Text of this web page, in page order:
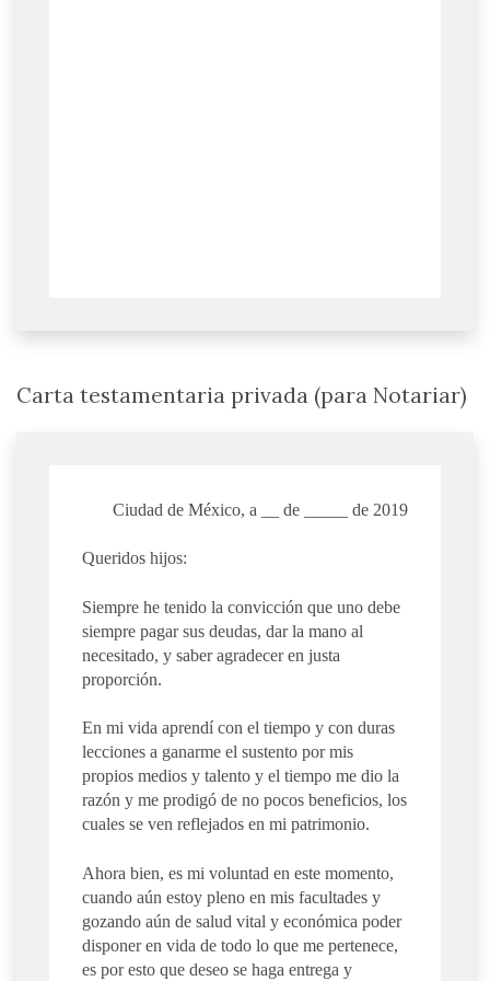
Carta testamentaria privada (para Notariar)
Ciudad de México, a __ de _____ de 2019
Queridos hijos:
Siempre he tenido la convicción que uno debe
siempre pagar sus deudas, dar la mano al
necesitado, y saber agradecer en justa
proporción.
En mi vida aprendí con el tiempo y con duras
lecciones a ganarme el sustento por mis
propios medios y talento y el tiempo me dio la
razón y me prodigó de no pocos beneficios, los
cuales se ven reflejados en mi patrimonio.
Ahora bien, es mi voluntad en este momento,
cuando aún estoy pleno en mis facultades y
gozando aún de salud vital y económica poder
disponer en vida de todo lo que me pertenece,
es por esto que deseo se haga entrega y